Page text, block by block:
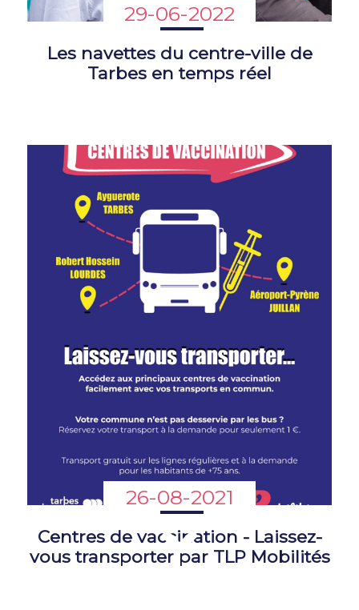
29-06-2022
Les navettes du centre-ville de
Tarbes en temps réel
26-08-2021
Centres de vaccination - Laissez-
vous transporter par TLP Mobilités